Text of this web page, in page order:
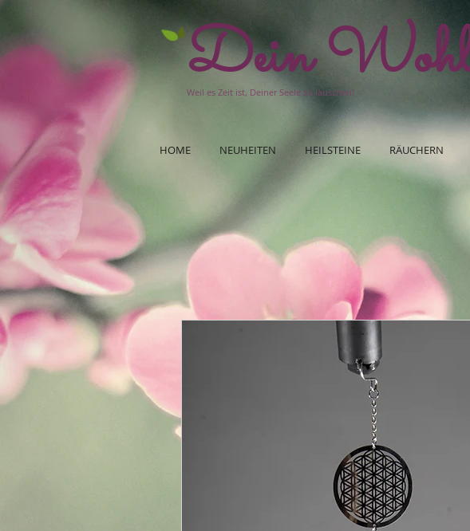
Dein
Weil es Zeit ist, Deiner Seele zu lauschen!
HOME NEUHEITEN HEILSTEINE RÄUCHERN